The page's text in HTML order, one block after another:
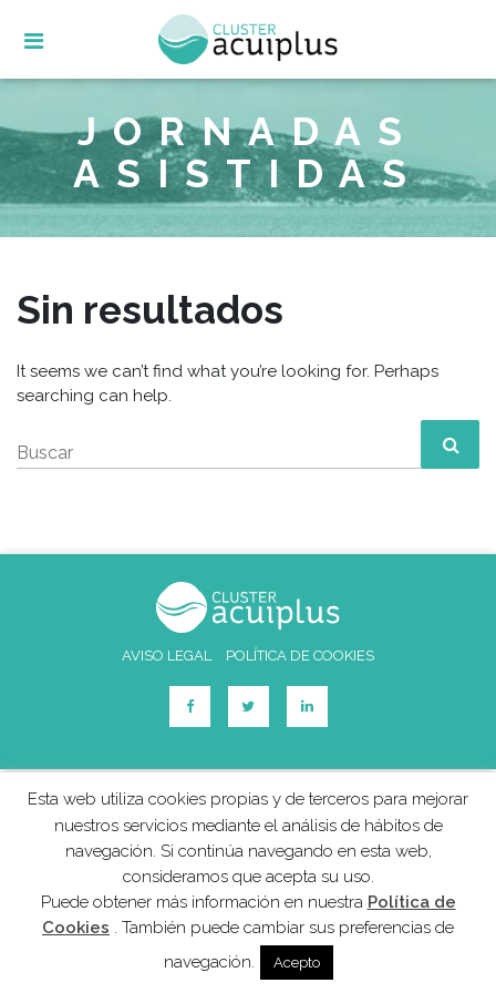
JORNADAS
ASISTIDAS
Sin resultados
It seems we can’t find what you’re looking for. Perhaps
searching can help.
Buscar
AVISO LEGAL POLÍTICA DE COOKIES
Esta web utiliza cookies propias y de terceros para mejorar
nuestros servicios mediante el análisis de hábitos de
navegación. Si continúa navegando en esta web,
consideramos que acepta su uso.
Puede obtener más información en nuestra Política de
Cookies . También puede cambiar sus preferencias de
navegación.
Acepto